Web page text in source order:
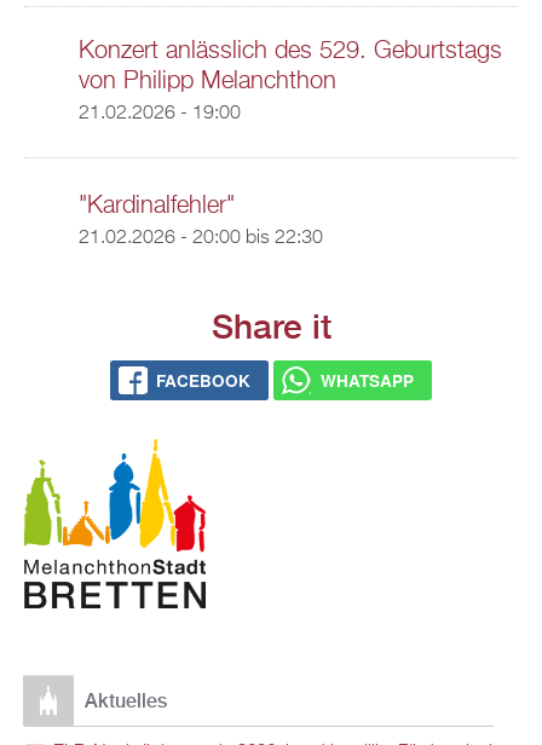
Konzert anlässlich des 529. Geburtstags
von Philipp Melanchthon
21.02.2026 - 19:00
"Kardinalfehler"
21.02.2026 - 20:00bis 22:30
Share it
FACEBOOK WHATSAPP
Aktuelles